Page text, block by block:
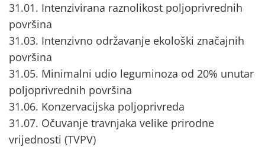
31.01. Intenzivirana raznolikost poljoprivrednih
površina
31.03. Intenzivno održavanje ekološki značajnih
površina
31.05. Minimalni udio leguminoza od 20% unutar
poljoprivrednih površina
31.06. Konzervacijska poljoprivreda
31.07. Očuvanje travnjaka velike prirodne
vrijednosti (TVPV)